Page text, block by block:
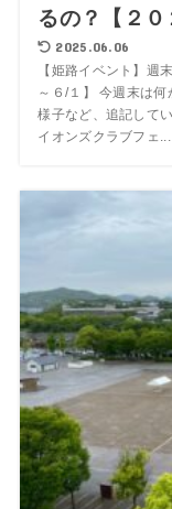
るの？【２０
2025.06.06
【姫路イベント】週
～６/１】 今週末は
様子など、追記して
イオンズクラブフェ...